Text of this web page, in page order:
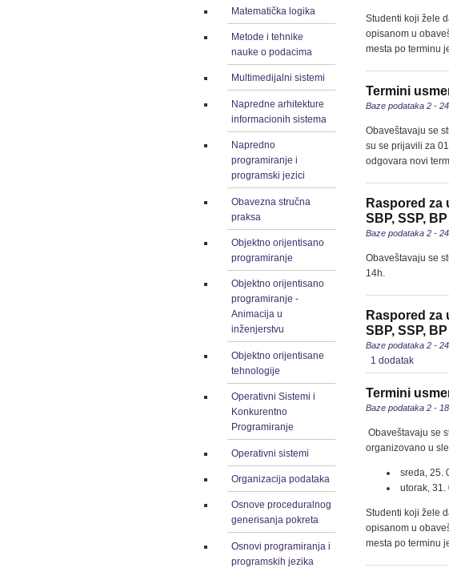
Matematička logika
Metode i tehnike
nauke o podacima
Multimedijalni sistemi
Napredne arhitekture
informacionih sistema
Napredno
programiranje i
programski jezici
Obavezna stručna
praksa
Objektno orijentisano
programiranje
Objektno orijentisano
programiranje -
Animacija u
inženjerstvu
Objektno orijentisane
tehnologije
Operativni Sistemi i
Konkurentno
Programiranje
Operativni sistemi
Organizacija podataka
Osnove proceduralnog
generisanja pokreta
Osnovi programiranja i
programskih jezika
Studenti koji žele
opisanom u
mesta po terminu
Termini
Baze podataka 2 -
Obaveštavaju se
su se prijavili za
odgovara novi
Raspored za
SBP, SSP,
Baze podataka 2 -
Obaveštavaju se
14h.
Raspored za
SBP, SSP, BP
Baze podataka 2 -
1 dodatak
Termini
Baze podataka 2 -
Obaveštavaju se
organizovano u
sreda, 25.
utorak, 31.
Studenti koji žele
opisanom u
mesta po terminu